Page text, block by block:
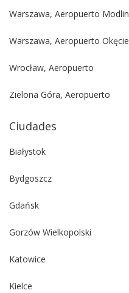
Warszawa, Aeropuerto Modlin
Warszawa, Aeropuerto Okęcie
Wrocław, Aeropuerto
Zielona Góra, Aeropuerto
Ciudades
Białystok
Bydgoszcz
Gdańsk
Gorzów Wielkopolski
Katowice
Kielce